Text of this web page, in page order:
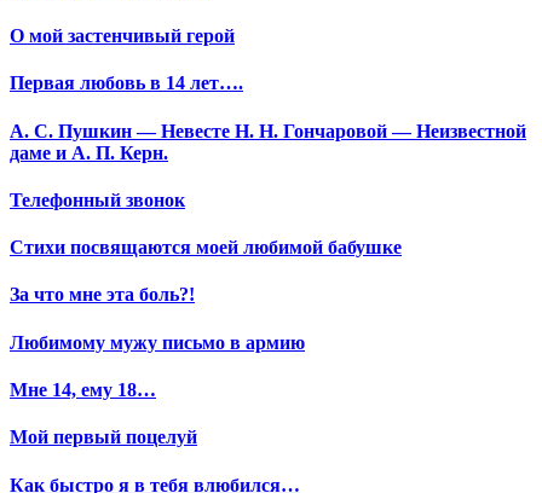
О мой застенчивый герой
Первая любовь в 14 лет….
А. С. Пушкин — Невесте Н. Н. Гончаровой — Неизвестной
даме и А. П. Керн.
Телефонный звонок
Стихи посвящаются моей любимой бабушке
За что мне эта боль?!
Любимому мужу письмо в армию
Мне 14, ему 18…
Мой первый поцелуй
Как быстро я в тебя влюбился…